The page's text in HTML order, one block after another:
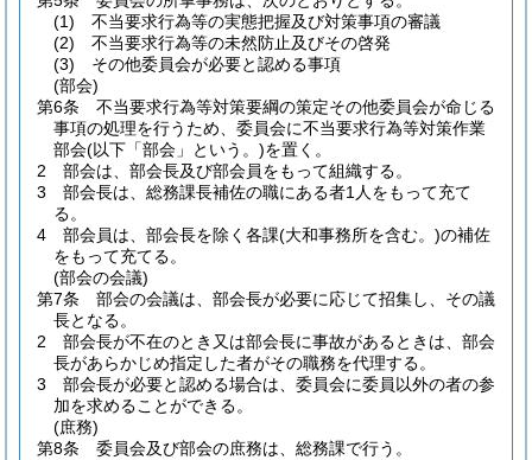
(1)
不当要求行為等の実態把握及び対策事項の審議
(2)
不当要求行為等の未然防止及びその啓発
(3)
その他委員会が必要と認める事項
(部会)
第6条
不当要求行為等対策要綱の策定その他委員会が命じる
事項の処理を行うため、委員会に不当要求行為等対策作業
部会(以下「部会」という。)を置く。
2
部会は、部会長及び部会員をもって組織する。
3
部会長は、総務課長補佐の職にある者1人をもって充て
る。
4
部会員は、部会長を除く各課(大和事務所を含む。)の補佐
をもって充てる。
(部会の会議)
第7条
部会の会議は、部会長が必要に応じて招集し、その議
長となる。
2
部会長が不在のとき又は部会長に事故があるときは、部会
長があらかじめ指定した者がその職務を代理する。
3
部会長が必要と認める場合は、委員会に委員以外の者の参
加を求めることができる。
(庶務)
第8条
委員会及び部会の庶務は、総務課で行う。